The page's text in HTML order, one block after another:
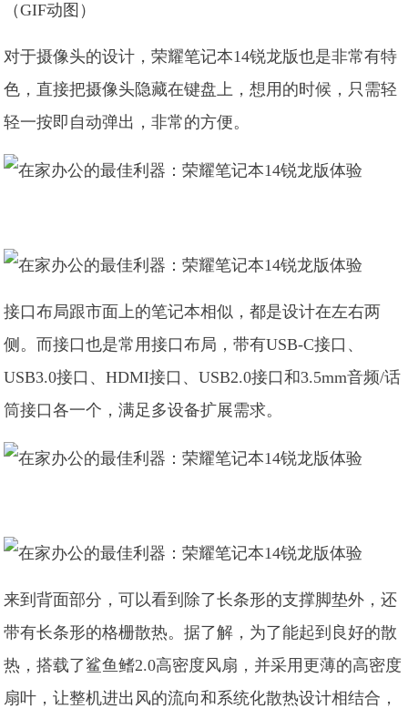
（GIF动图）
对于摄像头的设计，荣耀笔记本14锐龙版也是非常有特
色，直接把摄像头隐藏在键盘上，想用的时候，只需轻
轻一按即自动弹出，非常的方便。
接口布局跟市面上的笔记本相似，都是设计在左右两
侧。而接口也是常用接口布局，带有USB-C接口、
USB3.0接口、HDMI接口、USB2.0接口和3.5mm音频/话
筒接口各一个，满足多设备扩展需求。
来到背面部分，可以看到除了长条形的支撑脚垫外，还
带有长条形的格栅散热。据了解，为了能起到良好的散
热，搭载了鲨鱼鳍2.0高密度风扇，并采用更薄的高密度
扇叶，让整机进出风的流向和系统化散热设计相结合，